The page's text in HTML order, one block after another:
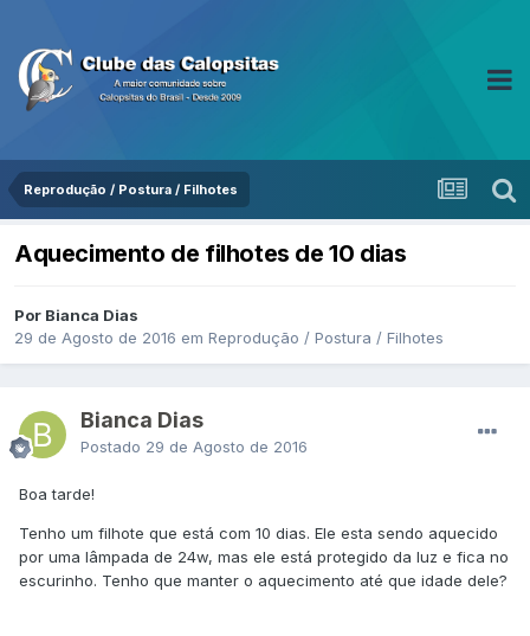
Reprodução / Postura / Filhotes
Aquecimento de filhotes de 10 dias
Por Bianca Dias
29 de Agosto de 2016 em Reprodução / Postura / Filhotes
Bianca Dias
Postado 29 de Agosto de 2016
Boa tarde!
Tenho um filhote que está com 10 dias. Ele esta sendo aquecido
por uma lâmpada de 24w, mas ele está protegido da luz e fica no
escurinho. Tenho que manter o aquecimento até que idade dele?